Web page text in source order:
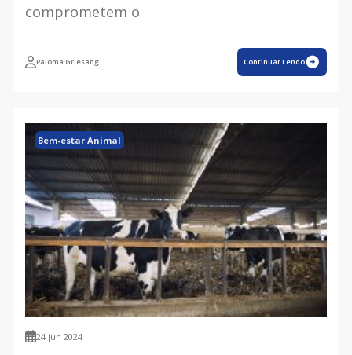
comprometem o
Paloma Griesang Continuar Lendo
Bem-estar Animal
24 jun 2024